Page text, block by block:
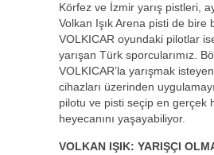
Körfez ve İzmir yarış pistleri,
Volkan Işık Arena pisti de bire
VOLKICAR oyundaki pilotlar
yarışan Türk sporcularımız.
VOLKICAR’la yarışmak
cihazları üzerinden
pilotu ve pisti seçip en gerçek
heyecanını yaşayabiliyor.
VOLKAN IŞIK: YARIŞÇI